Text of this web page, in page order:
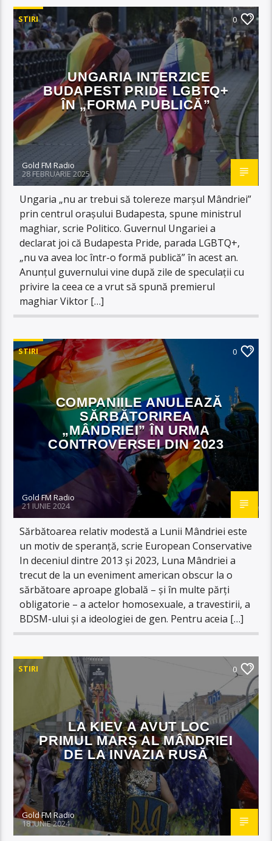
STIRI 0
UNGARIA INTERZICE
BUDAPEST PRIDE LGBTQ+
ÎN „FORMA PUBLICĂ”
Gold FM Radio
28 FEBRUARIE 2025
Ungaria „nu ar trebui să tolereze marșul Mândriei”
prin centrul orașului Budapesta, spune ministrul
maghiar, scrie Politico. Guvernul Ungariei a
declarat joi că Budapesta Pride, parada LGBTQ+,
„nu va avea loc într-o formă publică” în acest an.
Anunțul guvernului vine după zile de speculații cu
privire la ceea ce a vrut să spună premierul
maghiar Viktor […]
STIRI 0
COMPANIILE ANULEAZĂ
SĂRBĂTORIREA
„MÂNDRIEI” ÎN URMA
CONTROVERSEI DIN 2023
Gold FM Radio
21 IUNIE 2024
Sărbătoarea relativ modestă a Lunii Mândriei este
un motiv de speranță, scrie European Conservative
In deceniul dintre 2013 și 2023, Luna Mândriei a
trecut de la un eveniment american obscur la o
sărbătoare aproape globală – și în multe părți
obligatorie – a actelor homosexuale, a travestirii, a
BDSM-ului și a ideologiei de gen. Pentru aceia […]
STIRI 0
LA KIEV A AVUT LOC
PRIMUL MARȘ AL MÂNDRIEI
DE LA INVAZIA RUSĂ
Gold FM Radio
18 IUNIE 2024